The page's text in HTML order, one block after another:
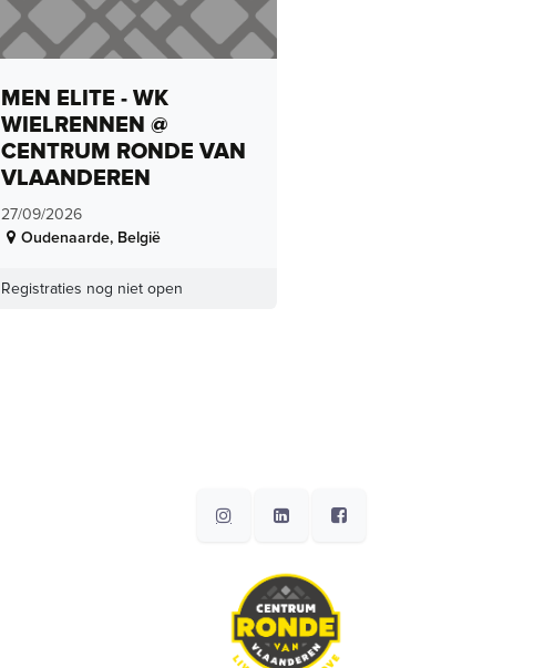
MEN ELITE - WK
WIELRENNEN @
CENTRUM RONDE VAN
VLAANDEREN
27/09/2026
Oudenaarde, België
Registraties nog niet open